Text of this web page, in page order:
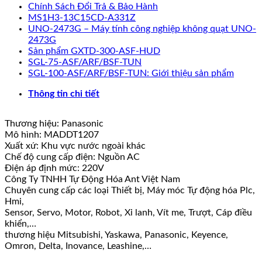
Chính Sách Đổi Trả & Bảo Hành
MS1H3-13C15CD-A331Z
UNO-2473G – Máy tính công nghiệp không quạt UNO-
2473G
Sản phẩm GXTD-300-ASF-HUD
SGL-75-ASF/ARF/BSF-TUN
SGL-100-ASF/ARF/BSF-TUN: Giới thiệu sản phẩm
Thông tin chi tiết
Thương hiệu: Panasonic
Mô hình: MADDT1207
Xuất xứ: Khu vực nước ngoài khác
Chế độ cung cấp điện: Nguồn AC
Điện áp định mức: 220V
Công Ty TNHH Tự Động Hóa Ant Việt Nam
Chuyên cung cấp các loại Thiết bị, Máy móc Tự động hóa Plc,
Hmi,
Sensor, Servo, Motor, Robot, Xi lanh, Vít me, Trượt, Cáp điều
khiển,…
thương hiệu Mitsubishi, Yaskawa, Panasonic, Keyence,
Omron, Delta, Inovance, Leashine,…